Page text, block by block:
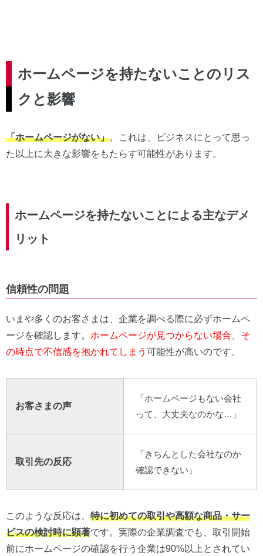
ホームページを持たないことのリス
クと影響
「ホームページがない」。これは、ビジネスにとって思っ
た以上に大きな影響をもたらす可能性があります。
ホームページを持たないことによる主なデメ
リット
信頼性の問題
いまや多くのお客さまは、企業を調べる際に必ずホームペ
ージを確認します。 ホームページが見つからない場合、そ
の時点で不信感を抱かれてしまう 可能性が高いのです。
お客さまの声
「ホームページもない会社
って、大丈夫なのかな…」
取引先の反応
「きちんとした会社なのか
確認できない」
このような反応は、 特に初めての取引や高額な商品・サー
ビスの検討時に顕著です。実際の企業調査でも、取引開始
前にホームページの確認を行う企業は90%以上とされてい